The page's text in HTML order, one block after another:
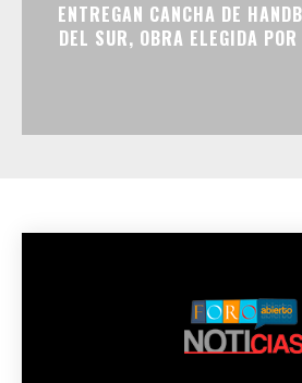
ENTREGAN CANCHA DE
DEL SUR, OBRA ELEGIDA